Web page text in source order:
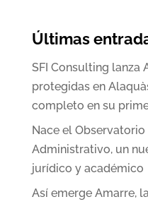
Últimas
SFI Consulting lanza
protegidas en
completo en su
Nace el
Administrativo, un
jurídico y académico
Así emerge Amarre,